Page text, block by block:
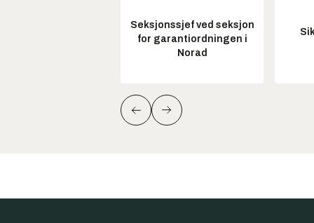
Seksjonssjef ved seksjon
for garantiordningen i
Norad